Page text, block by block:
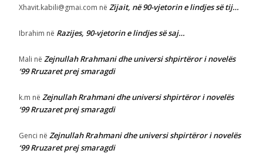
Xhavit.kabili@gmai.com në Zijait, në 90-vjetorin e lindjes së tij…
Ibrahim në Razijes, 90-vjetorin e lindjes së saj…
Mali në Zejnullah Rrahmani dhe universi shpirtëror i novelës
‘99 Rruzaret prej smaragdi
k.m në Zejnullah Rrahmani dhe universi shpirtëror i novelës
‘99 Rruzaret prej smaragdi
Genci në Zejnullah Rrahmani dhe universi shpirtëror i novelës
‘99 Rruzaret prej smaragdi